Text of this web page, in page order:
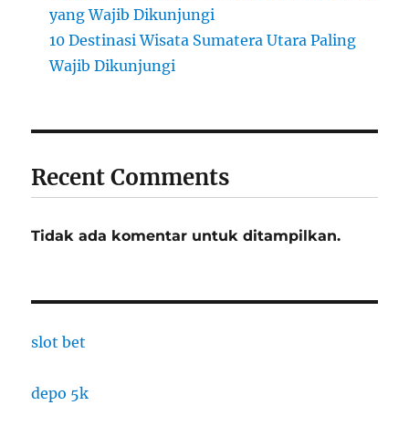
yang Wajib Dikunjungi
10 Destinasi Wisata Sumatera Utara Paling
Wajib Dikunjungi
Recent Comments
Tidak ada komentar untuk ditampilkan.
slot bet
depo 5k